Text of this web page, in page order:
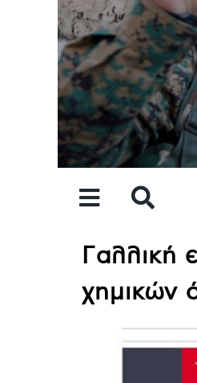
Γαλλική
χημικών